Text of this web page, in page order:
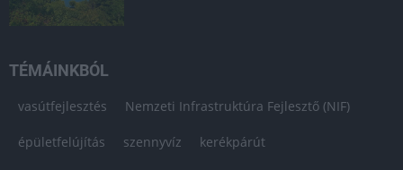
TÉMÁINKBÓL
vasútfejlesztés Nemzeti Infrastruktúra Fejlesztő (NIF)
épületfelújítás szennyvíz kerékpárút